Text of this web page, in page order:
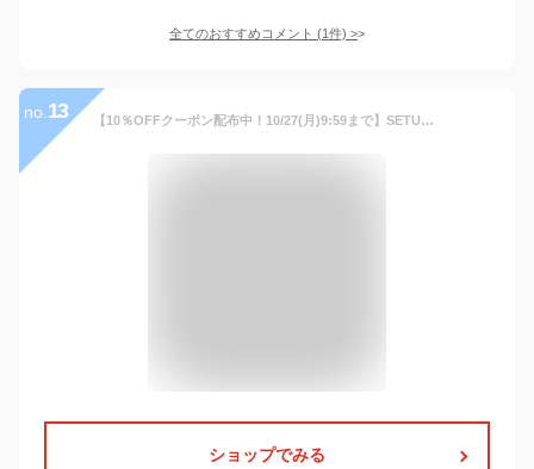
全てのおすすめコメント (1件) >
no. 13 【10％OFFクーポン配布中！10/27(月)9:59まで】SETUP7【MEN】 【CALVIN KLEIN】CK200043 マフラー 小物
ショップでみる